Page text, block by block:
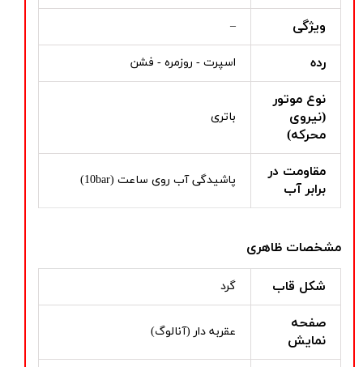
ویژگی –
رده اسپرت - روزمره - فشن
نوع موتور
(نیروی
محرکه)
باتری
مقاومت در
برابر آب
پاشیدگی آب روی ساعت (10bar)
مشخصات ظاهری
شکل قاب گرد
صفحه
نمایش
عقربه دار (آنالوگ)